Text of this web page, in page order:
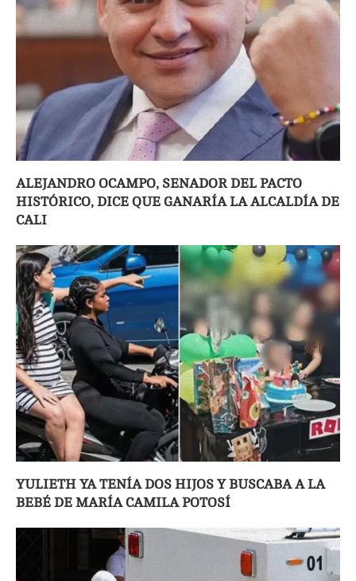
ALEJANDRO OCAMPO, SENADOR DEL PACTO
HISTÓRICO, DICE QUE GANARÍA LA ALCALDÍA DE
CALI
YULIETH YA TENÍA DOS HIJOS Y BUSCABA A LA
BEBÉ DE MARÍA CAMILA POTOSÍ